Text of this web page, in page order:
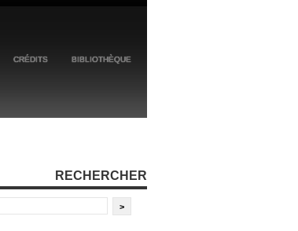
CRÉDITS BIBLIOTHÈQUE
RECHERCHER